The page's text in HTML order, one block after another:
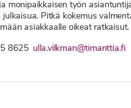
monipaikkaisen työn
julkaisua. Pitkä kokemus
asiakkaalle oikeat ratkaisut.
8625 ulla.vilkman@timanttia.fi